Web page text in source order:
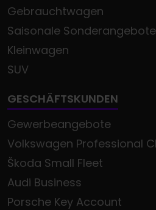
Gebrauchtwagen
Saisonale Sonderangebote
Kleinwagen
SUV
GESCHÄFTSKUNDEN
Gewerbeangebote
Volkswagen Professional
Škoda Small Fleet
Audi Business
Porsche Key Account